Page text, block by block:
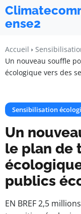
ense2
Accueil
Un nouveau souffle
écologique vers des
Sensibilisation
Un
le plan de
publics
EN BREF 2,5